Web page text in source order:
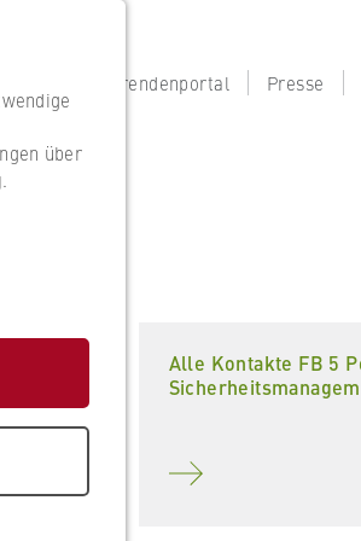
Lehrendenportal Presse
Alle Kontakte FB 5
über